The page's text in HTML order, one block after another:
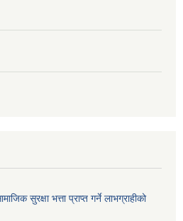
सुरक्षा भत्ता प्राप्त गर्ने लाभग्राहीको